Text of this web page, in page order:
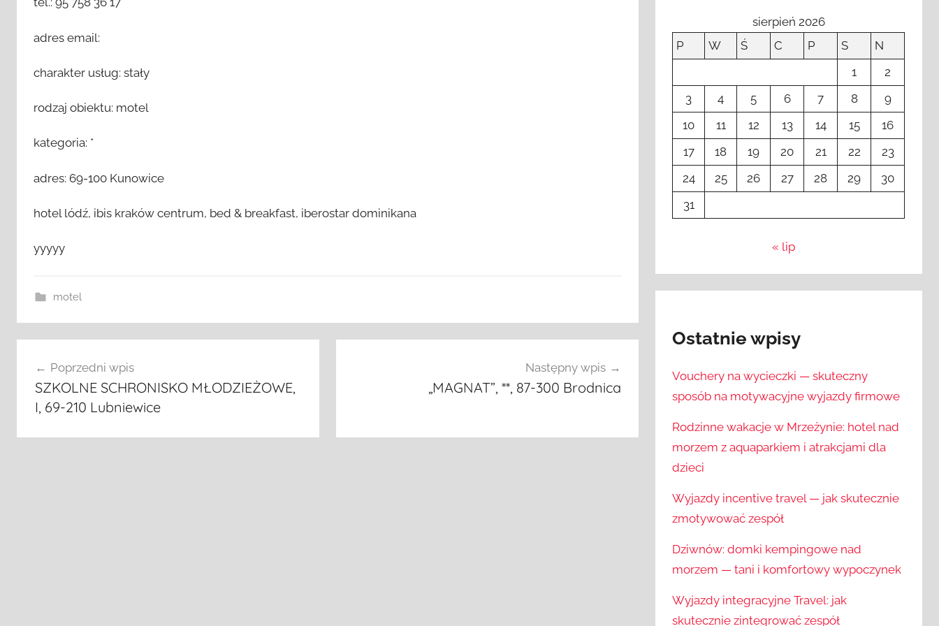
adres email:
charakter usług: stały
rodzaj obiektu: motel
kategoria: *
adres: 69-100 Kunowice
hotel lódź, ibis kraków centrum, bed & breakfast, iberostar dominikana
yyyyy
motel
wpisuPoprzedni wpis
SZKOLNE SCHRONISKO MŁODZIEŻOWE,
I, 69-210 Lubniewice
Następny wpis
„MAGNAT”, **, 87-300 Brodnica
sierpień 2026
P
W Ś C P S
N
1
2
3
4 5 6 7 8
9
10
11 12 13 14 15
16
17
18 19 20 21 22
23
24
25 26 27 28 29
30
31
« lip
Ostatnie wpisy
Vouchery na wycieczki — skuteczny
sposób na motywacyjne wyjazdy firmowe
Rodzinne wakacje w Mrzeżynie: hotel nad
morzem z aquaparkiem i atrakcjami dla
dzieci
Wyjazdy incentive travel — jak skutecznie
zmotywować zespół
Dziwnów: domki kempingowe nad
morzem — tani i komfortowy wypoczynek
Wyjazdy integracyjne Travel: jak
skutecznie zintegrować zespół